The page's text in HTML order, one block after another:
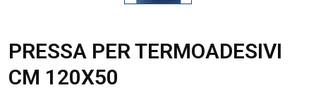
PRESSA PER TERMOADESIVI
CM 120X50